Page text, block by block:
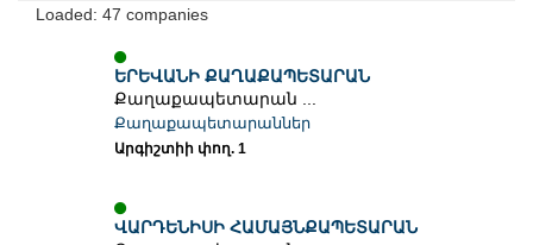
Loaded: 47 companies
ԵՐԵՎԱՆԻ ՔԱՂԱՔԱՊԵՏԱՐԱՆ
Քաղաքապետարան ...
Քաղաքապետարաններ
Արգիշտիի փող. 1
ՎԱՐԴԵՆԻՍԻ ՀԱՄԱՅՆՔԱՊԵՏԱՐԱՆ